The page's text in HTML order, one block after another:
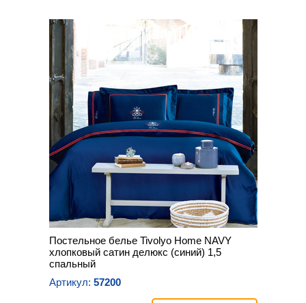
Постельное белье Tivolyo Home NAVY
хлопковый сатин делюкс (синий) 1,5
спальный
Артикул: 57200